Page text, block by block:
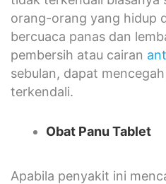
orang-orang yang hidup
bercuaca panas dan
pembersih atau cairan
sebulan, dapat
terkendali.
Obat Panu Tablet
Apabila penyakit ini